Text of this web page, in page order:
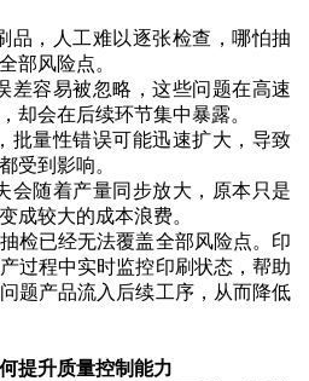
品，人工难以逐张检查，哪怕抽
部风险点。
差容易被忽略，这些问题在高速
却会在后续环节集中暴露。
批量性错误可能迅速扩大，导致
受到影响。
会随着产量同步放大，原本只是
成较大的成本浪费。
检已经无法覆盖全部风险点。印
过程中实时监控印刷状态，帮助
题产品流入后续工序，从而降低
提升质量控制能力